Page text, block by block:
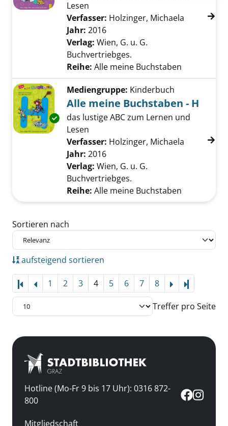
Lesen
Verfasser: Holzinger, Michaela Suche
Jahr: 2016
Verlag: Wien, G. u. G.
Buchvertriebges.
Reihe: Alle meine Buchstaben
Exemplar-Details von Alle meine Buchstaben
Mediengruppe: Kinderbuch
Alle meine Buchstaben - H
das lustige ABC zum Lernen und
Lesen
Verfasser: Holzinger, Michaela Suche
Jahr: 2016
Verlag: Wien, G. u. G.
Buchvertriebges.
Reihe: Alle meine Buchstaben
Zu den Suchfiltern springen
Sortieren nach
aufsteigend sortieren
1 2 3 4 5 6 7 8
Treffer pro Seite
Hotline (Mo-Fr 9 bis 17 Uhr): 0316 872-
800
Mitgliedschaft